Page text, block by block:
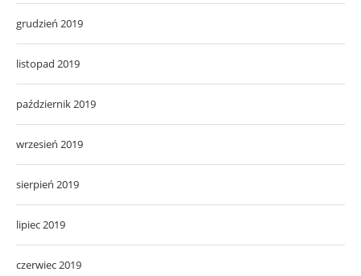
grudzień 2019
listopad 2019
październik 2019
wrzesień 2019
sierpień 2019
lipiec 2019
czerwiec 2019